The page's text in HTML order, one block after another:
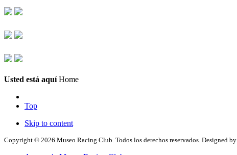
Usted está aquí Home
Top
Skip to content
Copyright © 2026 Museo Racing Club. Todos los derechos reservados. Designed by